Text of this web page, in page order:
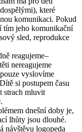
které
komunikaci. Pokud
tím jeho komunikační
sled, reprodukce
reagujeme–
nereagujeme
vyslovíme
si postupem času
strach mluvit
dnešní doby je,
lhůty jsou dlouhé.
návštěvu logopeda